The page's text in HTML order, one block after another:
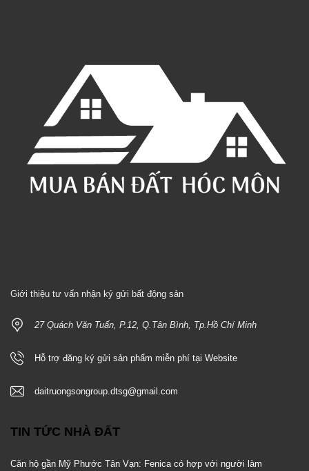
Giới thiệu tư vấn nhận ký gửi bất động sản
27 Quách Văn Tuấn, P.12, Q.Tân Bình, Tp.Hồ Chí Minh
Hỗ trợ đăng ký gửi sản phẩm miễn phí tại Website
daitruongsongroup.dtsg@gmail.com
TIN TỨC NHÀ ĐẤT
Căn hộ gần Mỹ Phước Tân Vạn: Fenica có hợp với người làm